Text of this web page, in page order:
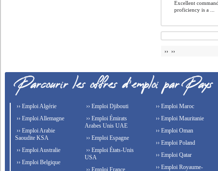
Excellent
proficiency is a ...
›› ››
›› Emploi Algérie
›› Emploi Allemagne
›› Emploi Arabie
Saoudite KSA
›› Emploi Australie
›› Emploi Belgique
›› Emploi Djibouti
›› Emploi Émirats
Arabes Unis UAE
›› Emploi Espagne
›› Emploi États-Unis
USA
›› Emploi France
›› Emploi Maroc
›› Emploi Mauritanie
›› Emploi Oman
›› Emploi Poland
›› Emploi Qatar
›› Emploi Royaume-